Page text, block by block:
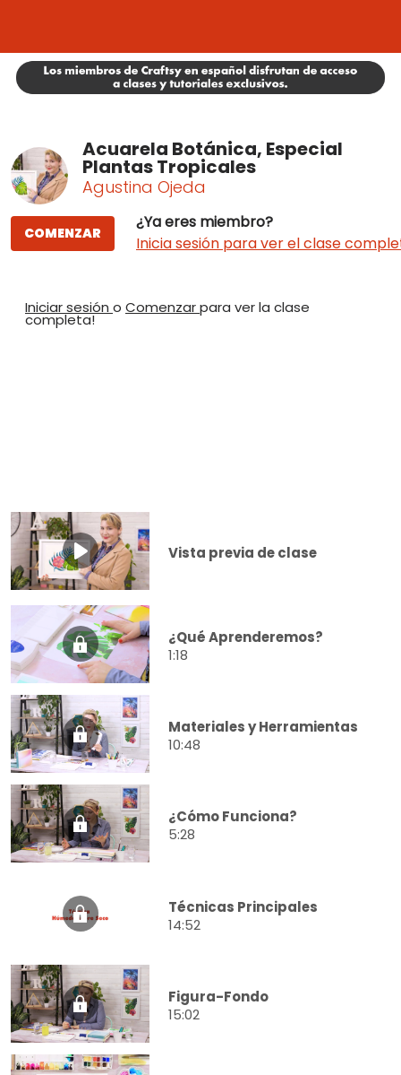
Acuarela Botánica, Especial
Plantas Tropicales
Agustina Ojeda
¿Ya eres miembro?
Inicia sesión para ver el clase
COMENZAR
Iniciar sesión o Comenzarpara ver la clase
completa!
Vista previa de clase
¿Qué Aprenderemos?
1:18
Materiales y Herramientas
10:48
¿Cómo Funciona?
5:28
Técnicas Principales
14:52
Figura-Fondo
15:02